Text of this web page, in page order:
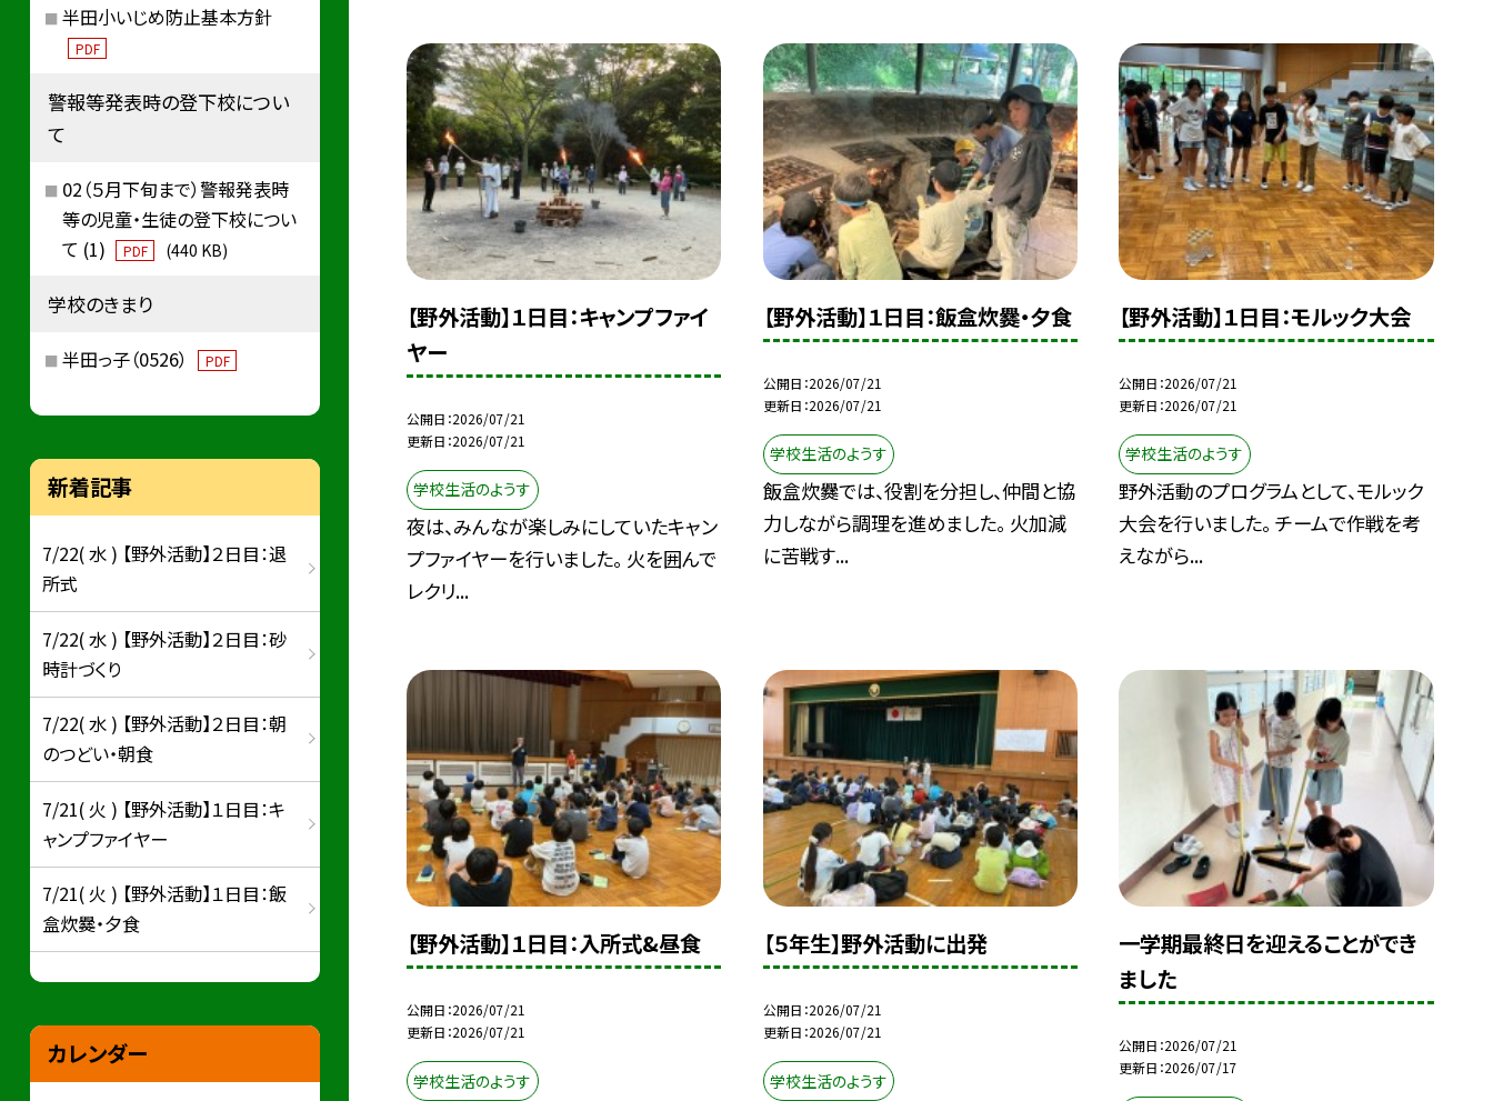
【野外活動】１日目：キャンプファイ
ヤー
公開日 2026/07/21
更新日 2026/07/21
学校生活のようす
夜は、みんなが楽しみにしていたキャン
プファイヤーを行いました。 火を囲んで
レクリ...
【野外活動】１日目：飯盒炊爨・夕食
公開日 2026/07/21
更新日 2026/07/21
学校生活のようす
飯盒炊爨では、役割を分担し、仲間と協
力しながら調理を進めました。 火加減
に苦戦す...
【野外活動】１日目：モルック大会
公開日 2026/07/21
更新日 2026/07/21
学校生活のようす
野外活動のプログラムとして、モルック
大会を行いました。 チームで作戦を考
えながら...
【野外活動】１日目：入所式&昼食
公開日 2026/07/21
更新日 2026/07/21
学校生活のようす
【５年生】野外活動に出発
公開日 2026/07/21
更新日 2026/07/21
学校生活のようす
一学期最終日を迎えることができ
ました
公開日 2026/07/21
更新日 2026/07/17
半田小いじめ防止基本方針
PDF
警報等発表時の登下校につい
て
02（５月下旬まで）警報発表時
等の児童・生徒の登下校につい
て (1)
PDF (440 KB)
学校のきまり
半田っ子（0526） PDF
新着記事
7/22( 水 ) 【野外活動】２日目：退
所式
7/22( 水 ) 【野外活動】２日目：砂
時計づくり
7/22( 水 ) 【野外活動】２日目：朝
のつどい・朝食
7/21( 火 ) 【野外活動】１日目：キ
ャンプファイヤー
7/21( 火 ) 【野外活動】１日目：飯
盒炊爨・夕食
カレンダー